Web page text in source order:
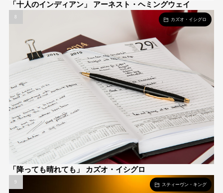
「十人のインディアン」 アーネスト・ヘミングウェイ
カズオ・イシグロ
「降っても晴れても」 カズオ・イシグロ
スティーヴン・キング